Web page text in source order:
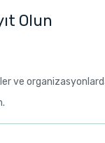
Olun
ve